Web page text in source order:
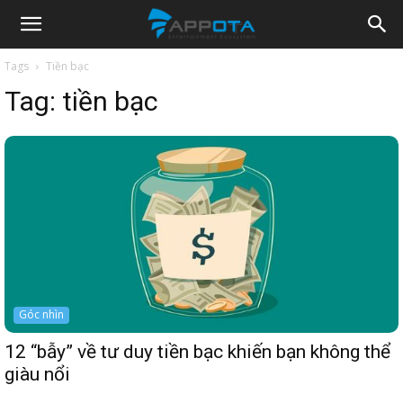
Appota
News
Tags Tiền bạc
Tag: tiền bạc
Góc nhìn
12 “bẫy” về tư duy tiền bạc khiến bạn không thể
giàu nổi